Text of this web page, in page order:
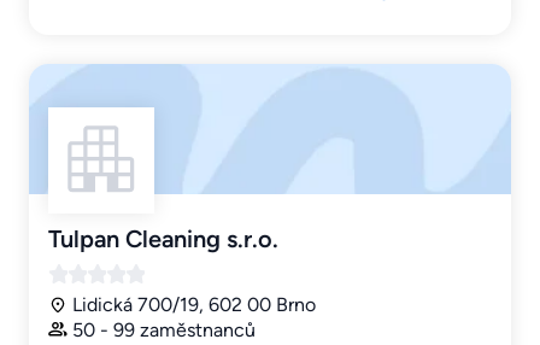
Tulpan Cleaning s.r.o.
Lidická 700/19, 602 00 Brno
50 - 99 zaměstnanců